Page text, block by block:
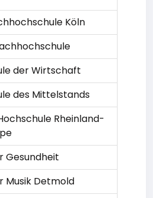
Köln
der Wirtschaft
des Mittelstands
Rheinland-
Gesundheit
Musik Detmold